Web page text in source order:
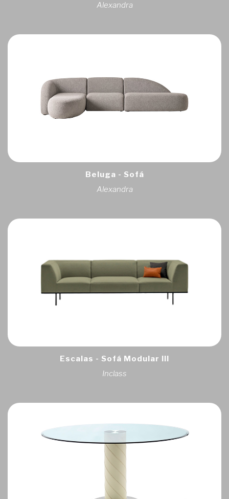
Alexandra
Beluga - Sofá
Alexandra
Escalas - Sofá Modular III
Inclass